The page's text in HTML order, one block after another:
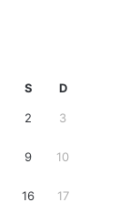
S D
2 3
9 10
16 17